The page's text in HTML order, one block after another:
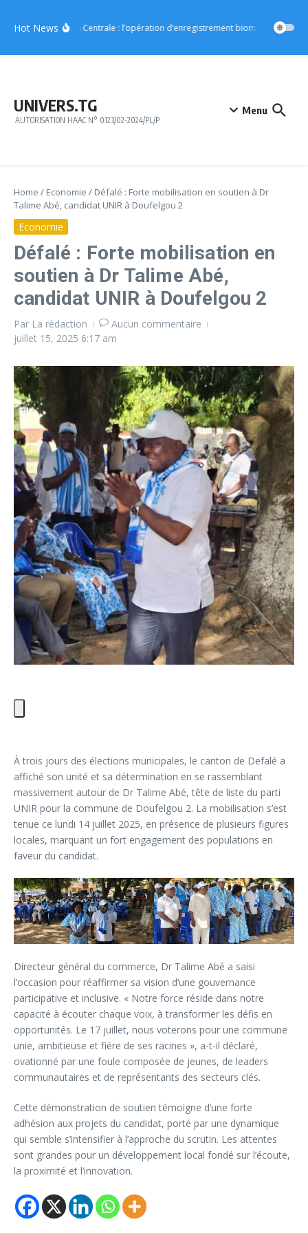
Hot NewsRégion Centrale : l’opération d’enregistrement biométrique
UNIVERS.TG
AUTORISATION HAAC N° 0123/02-2024/PL/P
Menu
Home / Economie / Défalé : Forte mobilisation en soutien à Dr
Talime Abé, candidat UNIR à Doufelgou 2
Economie
Défalé : Forte mobilisation en
soutien à Dr Talime Abé,
candidat UNIR à Doufelgou 2
Par La rédaction
Aucun commentaire
juillet 15, 2025 6:17 am
À trois jours des élections municipales, le canton de Defalé a
affiché son unité et sa détermination en se rassemblant
massivement autour de Dr Talime Abé, tête de liste du parti
UNIR pour la commune de Doufelgou 2. La mobilisation s’est
tenue ce lundi 14 juillet 2025, en présence de plusieurs figures
locales, marquant un fort engagement des populations en
faveur du candidat.
Directeur général du commerce, Dr Talime Abé a saisi
l’occasion pour réaffirmer sa vision d’une gouvernance
participative et inclusive. « Notre force réside dans notre
capacité à écouter chaque voix, à transformer les défis en
opportunités. Le 17 juillet, nous voterons pour une commune
unie, ambitieuse et fière de ses racines », a-t-il déclaré,
ovationné par une foule composée de jeunes, de leaders
communautaires et de représentants des secteurs clés.
Cette démonstration de soutien témoigne d’une forte
adhésion aux projets du candidat, porté par une dynamique
qui semble s’intensifier à l’approche du scrutin. Les attentes
sont grandes pour un développement local fondé sur l’écoute,
la proximité et l’innovation.